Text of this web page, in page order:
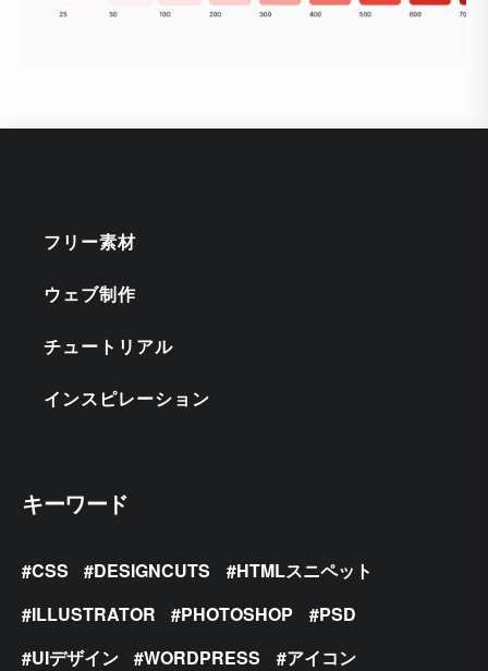
フリー素材
ウェブ制作
チュートリアル
インスピレーション
キーワード
CSS DESIGNCUTS
HTMLスニペット
ILLUSTRATOR
PHOTOSHOP
PSD
UIデザイン
WORDPRESS
アイコン